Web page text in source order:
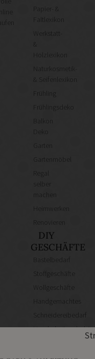
Papier- &
Faltlexikon
Werkstatt-
&
Holzlexikon
Naturkosmetik-
& Seifenlexikon
Frühling
Frühlingsdeko
Deko
Garten
Gartenmöbel
Regal
Heimwerken
DIY
GESCHÄFTE
Bastelbedarf
Stoffgeschäfte
Wollgeschäfte
Handgemachtes
Schneidereibedarf
Handarbeitszubehör